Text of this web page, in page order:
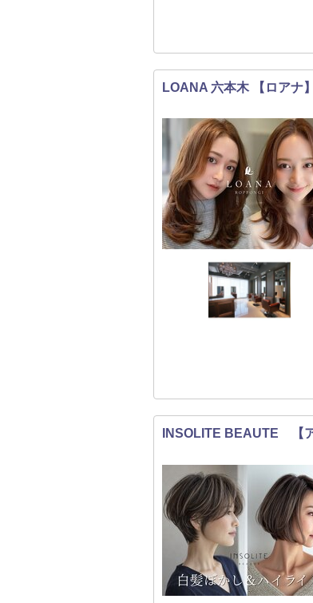
LOANA 六本木 【ロアナ】
INSOLITE BEAUTE 【